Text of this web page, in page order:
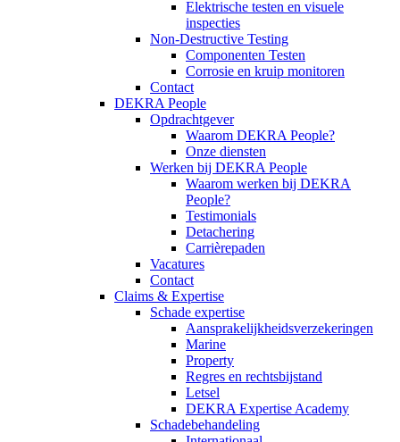
Elektrische testen en visuele
inspecties
Non-Destructive Testing
Componenten Testen
Corrosie en kruip monitoren
Contact
DEKRA People
Opdrachtgever
Waarom DEKRA People?
Onze diensten
Werken bij DEKRA People
Waarom werken bij DEKRA
People?
Testimonials
Detachering
Carrièrepaden
Vacatures
Contact
Claims & Expertise
Schade expertise
Aansprakelijkheidsverzekeringen
Marine
Property
Regres en rechtsbijstand
Letsel
DEKRA Expertise Academy
Schadebehandeling